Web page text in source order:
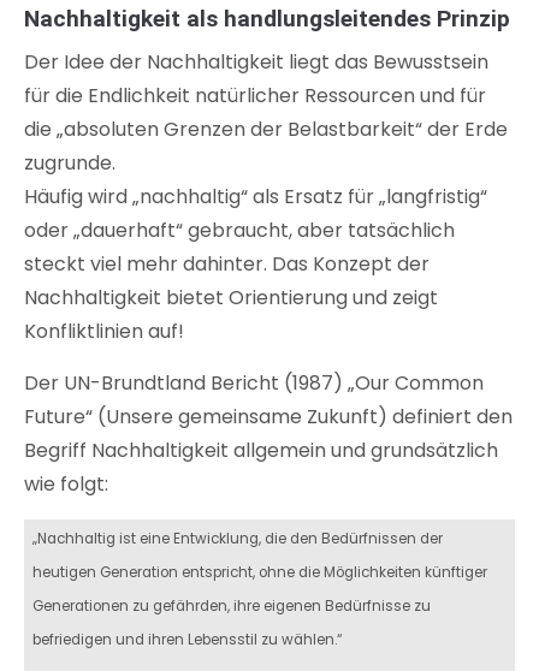
Nachhaltigkeit als handlungsleitendes Prinzip
Der Idee der Nachhaltigkeit liegt das Bewusstsein
für die Endlichkeit natürlicher Ressourcen und für
die „absoluten Grenzen der Belastbarkeit“ der Erde
zugrunde.
Häufig wird „nachhaltig“ als Ersatz für „langfristig“
oder „dauerhaft“ gebraucht, aber tatsächlich
steckt viel mehr dahinter. Das Konzept der
Nachhaltigkeit bietet Orientierung und zeigt
Konfliktlinien auf!
Der UN-Brundtland Bericht (1987) „Our Common
Future“ (Unsere gemeinsame Zukunft) definiert den
Begriff Nachhaltigkeit allgemein und grundsätzlich
wie folgt:
„Nachhaltig ist eine Entwicklung, die den Bedürfnissen der
heutigen Generation entspricht, ohne die Möglichkeiten künftiger
Generationen zu gefährden, ihre eigenen Bedürfnisse zu
befriedigen und ihren Lebensstil zu wählen.“